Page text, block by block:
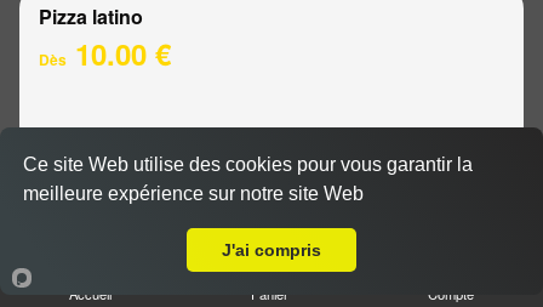
Pizza latino
Dès 10.00 €
Base sauce tomate, fromage, viande hachée, oignons,
sauce barbecue
Accueil Panier Compte
Ce site Web utilise des cookies pour vous garantir la
meilleure expérience sur notre site Web
J'ai compris